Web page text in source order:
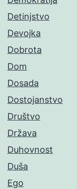
Detinjstvo
Devojka
Dobrota
Dom
Dosada
Dostojanstvo
Društvo
Država
Duhovnost
Duša
Ego